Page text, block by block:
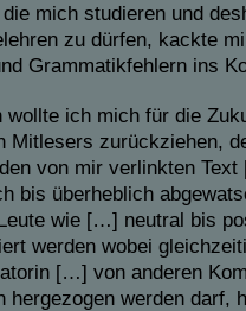
die mich studieren und
zu dürfen, kackte
Grammatikfehlern ins
wollte ich mich für die
Mitlesers zurückziehen,
von mir verlinkten Text
bis überheblich
wie […] neutral bis
werden wobei
[…] von anderen
hergezogen werden darf,